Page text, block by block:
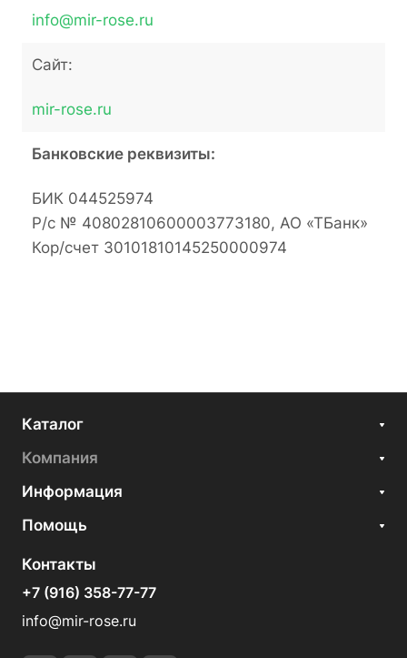
info@mir-rose.ru
Сайт:
mir-rose.ru
Банковские реквизиты:
БИК 044525974
Р/с № 40802810600003773180, АО «ТБанк»
Кор/счет 30101810145250000974
Каталог
Компания
Информация
Помощь
Контакты
+7 (916) 358-77-77
info@mir-rose.ru